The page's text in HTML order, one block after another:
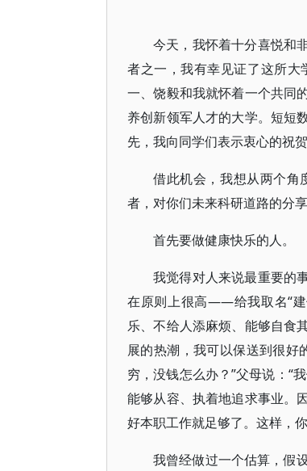
今天，我怀着十分喜悦和
者之一，我有幸见证了这所
一、饶毅和我就怀着一个共同
养创新领军人才的大学。短短
先，我向同学们表示衷心的祝贺
借此机会，我想从两个角
者，对你们未来科研道路的分享
首先要做健康快乐的人。
我觉得对人来说最重要的
在原则上很高——给我取名“建
乐、不给人添麻烦、能够自食
展的热潮，我可以保送到很好
穷，没钱怎么办？”父母说：“
能够从容、执着地追求事业。
好本职工作就足够了。这样，
我曾经做过一个估算，假